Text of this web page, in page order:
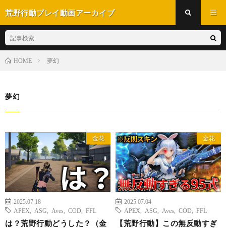
荒野行動プレイ動画アーカイブ
HOME 夢幻
夢幻
金花
2025.07.18
APEX
ASG Aves COD FFL
は？荒野行動どうした？（金
金花
2025.07.04
APEX
ASG Aves COD FFL
【荒野行動】この無反動すぎ